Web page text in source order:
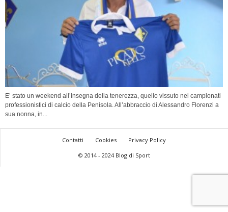
E’ stato un weekend all’insegna della tenerezza, quello vissuto nei campionati
professionistici di calcio della Penisola. All’abbraccio di Alessandro Florenzi a
sua nonna, in...
Contatti Cookies
Privacy Policy
© 2014 - 2024 Blog di Sport